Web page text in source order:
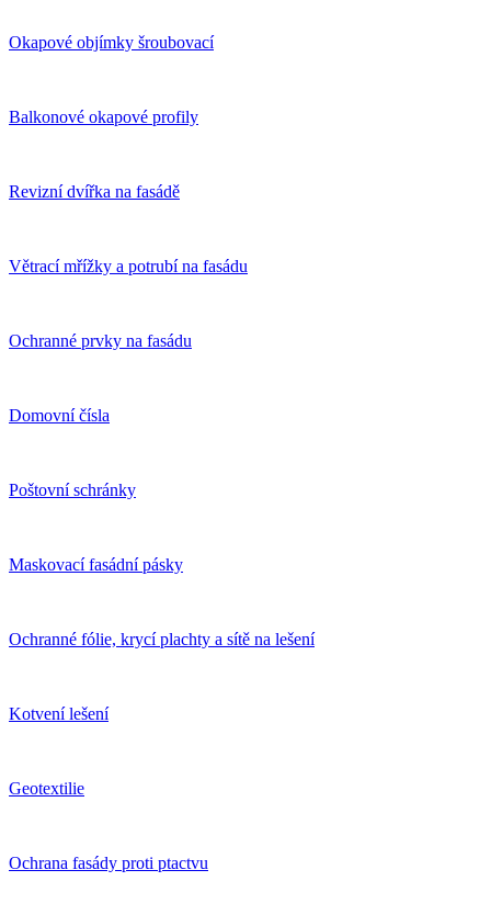
Okapové objímky šroubovací
Balkonové okapové profily
Revizní dvířka na fasádě
Větrací mřížky a potrubí na fasádu
Ochranné prvky na fasádu
Domovní čísla
Poštovní schránky
Maskovací fasádní pásky
Ochranné fólie, krycí plachty a sítě na lešení
Kotvení lešení
Geotextilie
Ochrana fasády proti ptactvu